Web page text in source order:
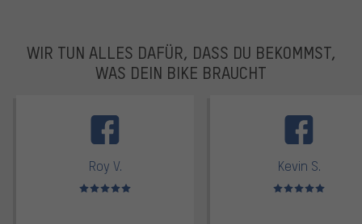
WIR TUN ALLES DAFÜR, DASS DU BEKOMMST,
WAS DEIN BIKE BRAUCHT
Roy V.
Bewertungen: 5 von 5
Kevin S.
Bewertungen: 5 von 5